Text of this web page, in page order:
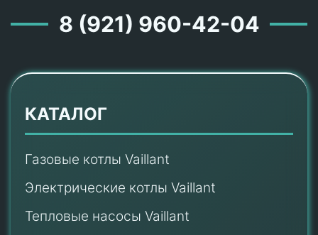
8 (921) 960-42-04
КАТАЛОГ
Газовые котлы Vaillant
Электрические котлы Vaillant
Тепловые насосы Vaillant